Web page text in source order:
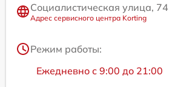
Социалистическая улица, 74
Адрес сервисного центра Korting
Режим работы:
Ежедневно с 9:00 до 21:00